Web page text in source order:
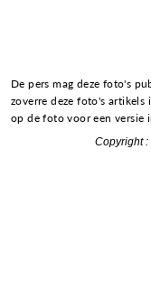
De pers mag deze foto's
zoverre deze foto's
op de foto voor een versie
Copyright